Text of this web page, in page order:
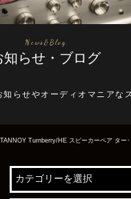
News&Blog
知らせ・ブログ
らせやオーディオマニアな
TANNOY Turnberry/HE スピーカーペア ター･